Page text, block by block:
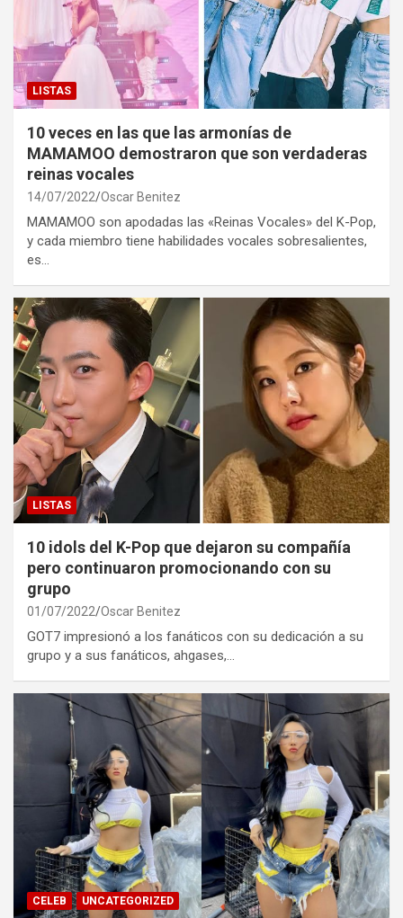
LISTAS
10 veces en las que las armonías de
MAMAMOO demostraron que son verdaderas
reinas vocales
14/07/2022 Oscar Benitez
MAMAMOO son apodadas las «Reinas Vocales» del K-Pop,
y cada miembro tiene habilidades vocales sobresalientes,
es…
LISTAS
10 idols del K-Pop que dejaron su compañía
pero continuaron promocionando con su
grupo
01/07/2022 Oscar Benitez
GOT7 impresionó a los fanáticos con su dedicación a su
grupo y a sus fanáticos, ahgases,…
CELEB UNCATEGORIZED